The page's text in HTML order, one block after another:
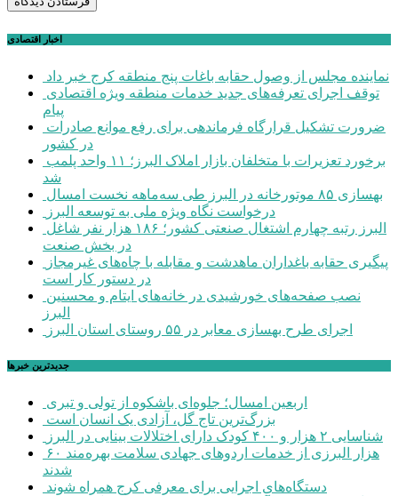
اخبار اقتصادی
نماینده مجلس از وصول حقابه باغات پنج منطقه کرج خبر داد
پیام
در کشور
شد
بهسازی ۸۵ موتورخانه در البرز طی سه‌ماهه نخست امسال
درخواست نگاه ویژه ملی به توسعه البرز
در بخش صنعت
در دستور کار است
البرز
اجرای طرح بهسازی معابر در ۵۵ روستای استان البرز
جديدترين خبرها
اربعین امسال؛ جلوه‌ای باشکوه از تولی و تبری
بزرگ‌ترین تاج گل، آزادی یک انسان است
شناسایی ۲ هزار و ۴۰۰ کودک دارای اختلالات بینایی در البرز
۶۰ هزار البرزی از خدمات اردوهای جهادی سلامت بهره‌مند
شدند
دستگاه‌های اجرایی برای معرفی کرج همراه شوند